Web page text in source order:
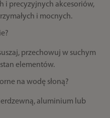
i precyzyjnych akcesoriów,
i mocnych.
przechowuj w suchym
elementów.
na wodę słoną?
aluminium lub